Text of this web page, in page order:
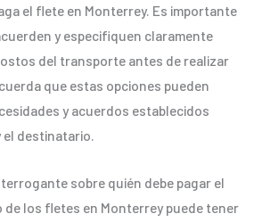
el flete en Monterrey. Es importante
y especifiquen claramente
del transporte antes de realizar
que estas opciones pueden
y acuerdos establecidos
el destinatario.
sobre quién debe pagar el
los fletes en Monterrey puede tener